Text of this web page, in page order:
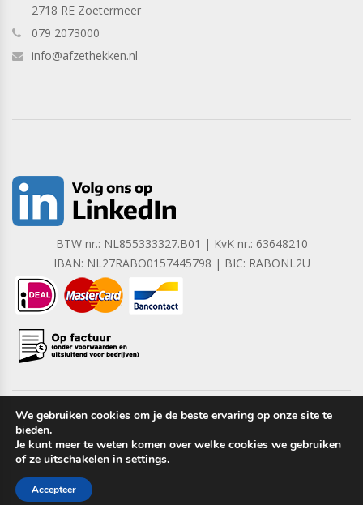
2718 RE Zoetermeer
079 2073000
info@afzethekken.nl
BTW nr.: NL855333327.B01 | KvK nr.: 63648210
IBAN: NL27RABO0157445798 | BIC: RABONL2U
Copyright © 2023 Barrera B.V. Alle rechten voorbehouden.
We gebruiken cookies om je de beste ervaring op onze site te
bieden.
Je kunt meer te weten komen over welke cookies we gebruiken
of ze uitschakelen in settings.
Accepteer